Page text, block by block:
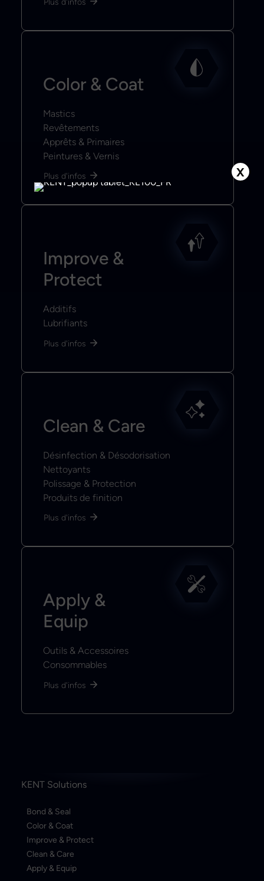
Color & Coat
Mastics
Revêtements
Apprêts & Primaires
Peintures & Vernis
Plus d'infos
Improve &
Protect
Additifs
Lubrifiants
Plus d'infos
Clean & Care
Désinfection & Désodorisation
Nettoyants
Polissage & Protection
Produits de finition
Plus d'infos
Apply &
Equip
Outils & Accessoires
Consommables
Plus d'infos
KENT Solutions
Bond & Seal
Color & Coat
Improve & Protect
Clean & Care
Apply & Equip
X